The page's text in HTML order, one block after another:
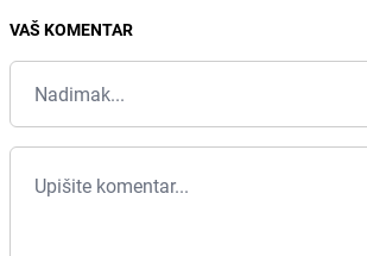
VAŠ KOMENTAR